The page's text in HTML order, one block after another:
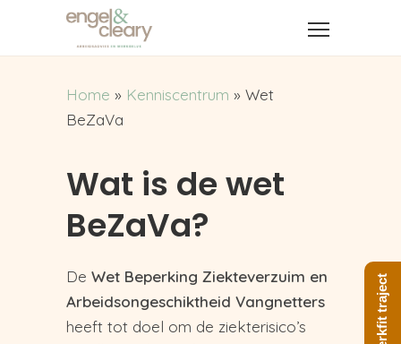
Home » Kenniscentrum » Wet
BeZaVa
Wat is de wet
BeZaVa?
De Wet Beperking Ziekteverzuim en
Arbeidsongeschiktheid Vangnetters
heeft tot doel om de ziekterisico’s